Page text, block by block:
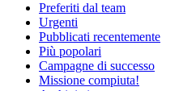
Preferiti dal team
Urgenti
Pubblicati recentemente
Più popolari
Campagne di successo
Missione compiuta!